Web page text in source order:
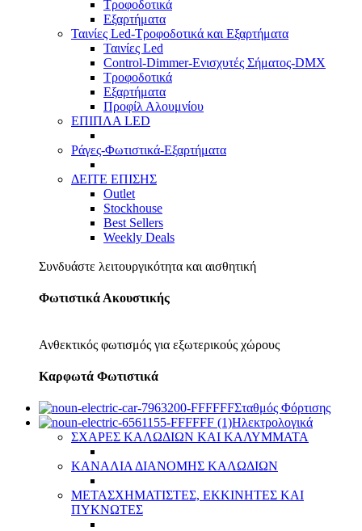
Τροφοδοτικά
Εξαρτήματα
Ταινίες Led-Τροφοδοτικά και Εξαρτήματα
Ταινίες Led
Control-Dimmer-Ενισχυτές Σήματος-DMX
Τροφοδοτικά
Εξαρτήματα
Προφίλ Αλουμνίου
ΕΠΙΠΛΑ LED
Ράγες-Φωτιστικά-Εξαρτήματα
ΔΕΙΤΕ ΕΠΙΣΗΣ
Outlet
Stockhouse
Best Sellers
Weekly Deals
Συνδυάστε λειτουργικότητα και αισθητική
Φωτιστικά Ακουστικής
Ανθεκτικός φωτισμός για εξωτερικούς χώρους
Καρφωτά Φωτιστικά
Σταθμός Φόρτισης
Ηλεκτρολογικά
ΣΧΑΡΕΣ ΚΑΛΩΔΙΩΝ ΚΑΙ ΚΑΛΥΜΜΑΤΑ
ΚΑΝΑΛΙΑ ΔΙΑΝΟΜΗΣ ΚΑΛΩΔΙΩΝ
ΜΕΤΑΣΧΗΜΑΤΙΣΤΕΣ, ΕΚΚΙΝΗΤΕΣ ΚΑΙ
ΠΥΚΝΩΤΕΣ